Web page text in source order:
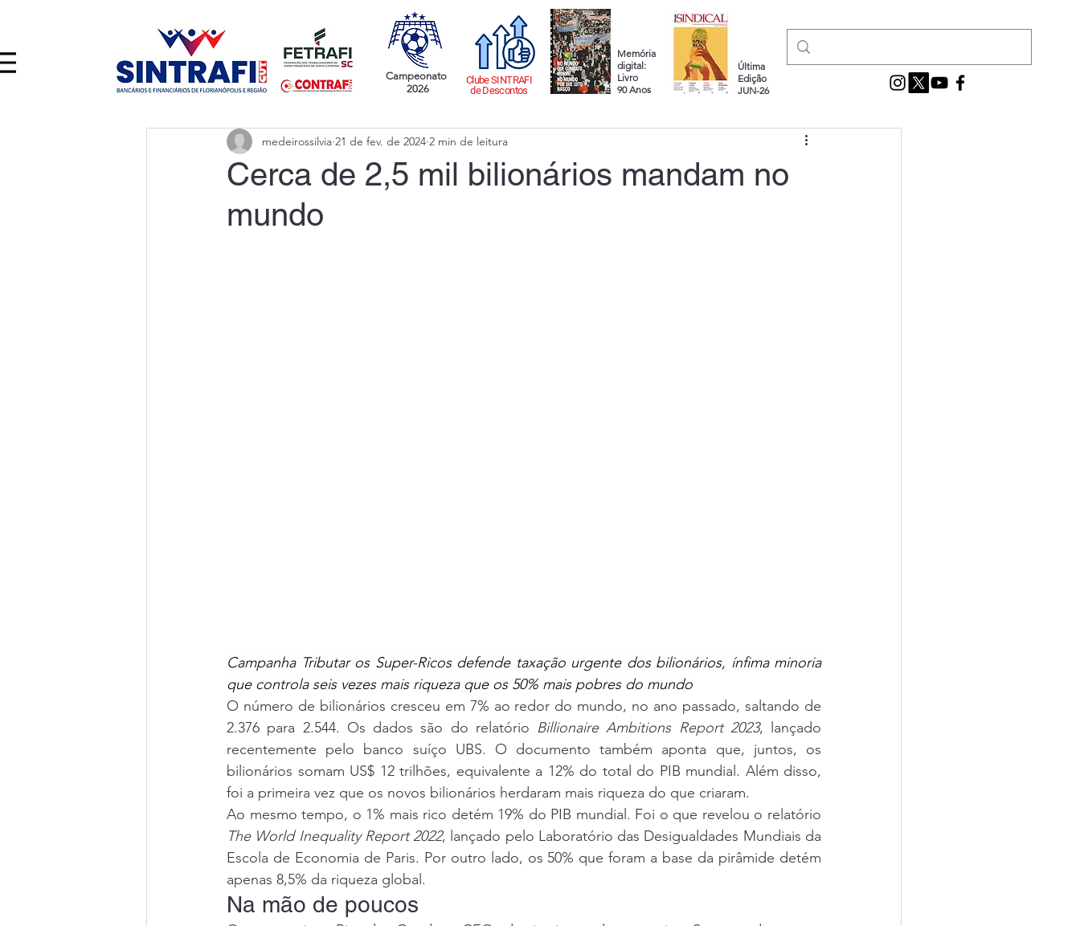
Campeonato
2026
Clube SINTRAFI
de Descontos
Memória
digital:
Livro
90 Anos
Última
Edição
JUN-26
Cerca de 2,5 mil bilionários mandam no
mundo
medeirossilvia 21 de fev. de 2024 2 min de leitura
Campanha Tributar os Super-Ricos defende taxação urgente dos bilionários, ínfima minoria
que controla seis vezes mais riqueza que os 50% mais pobres do mundo
O número de bilionários cresceu em 7% ao redor do mundo, no ano passado, saltando de
2.376 para 2.544. Os dados são do relatório Billionaire Ambitions Report 2023, lançado
recentemente pelo banco suíço UBS. O documento também aponta que, juntos, os
bilionários somam US$ 12 trilhões, equivalente a 12% do total do PIB mundial. Além disso,
foi a primeira vez que os novos bilionários herdaram mais riqueza do que criaram.
The World Inequality Report 2022, lançado pelo Laboratório das Desigualdades Mundiais da
Escola de Economia de Paris. Por outro lado, os 50% que foram a base da pirâmide detém
apenas 8,5% da riqueza global.
Na mão de poucos